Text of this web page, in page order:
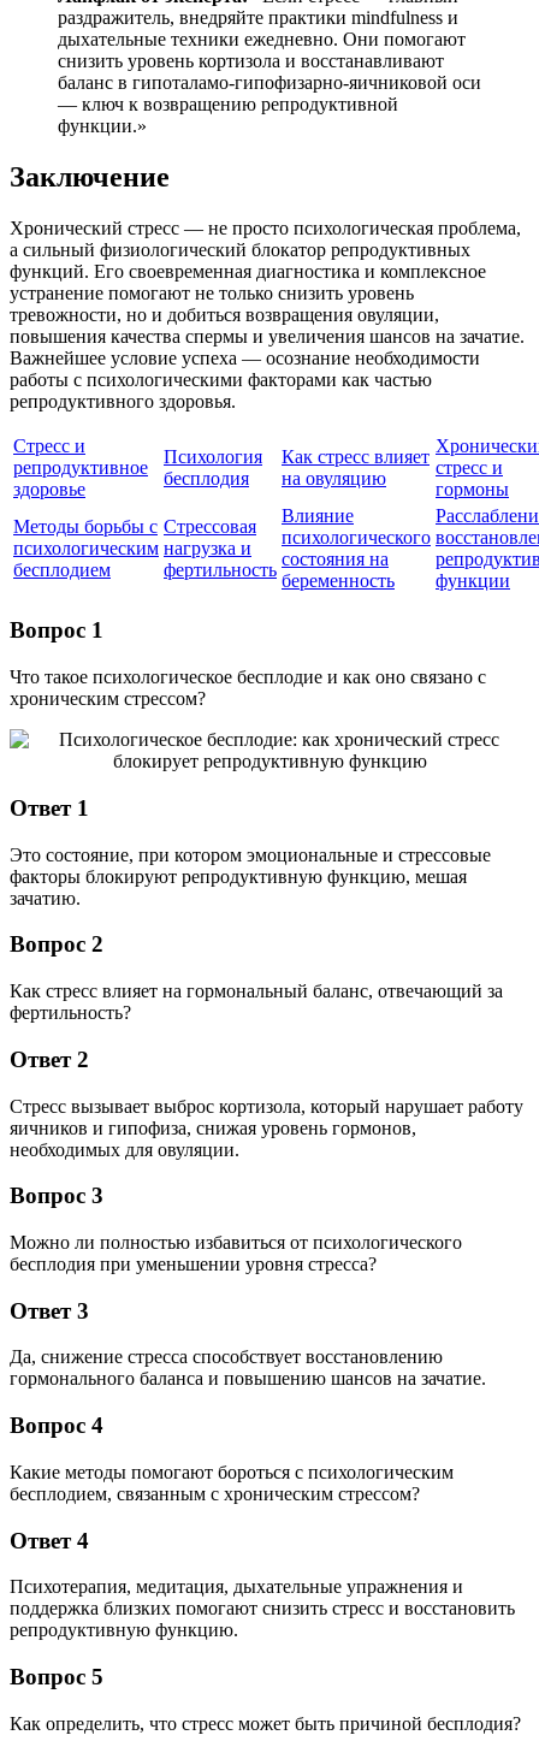
раздражитель, внедряйте практики mindfulness и
дыхательные техники ежедневно. Они помогают
снизить уровень кортизола и восстанавливают
баланс в гипоталамо-гипофизарно-яичниковой оси
— ключ к возвращению репродуктивной
функции.»
Заключение
Хронический стресс — не просто психологическая проблема,
а сильный физиологический блокатор репродуктивных
функций. Его своевременная диагностика и комплексное
устранение помогают не только снизить уровень
тревожности, но и добиться возвращения овуляции,
повышения качества спермы и увеличения шансов на зачатие.
Важнейшее условие успеха — осознание необходимости
работы с психологическими факторами как частью
репродуктивного здоровья.
Стресс и
репродуктивное
здоровье
Психология
бесплодия
Как стресс влияет
на овуляцию
стресс и
гормоны
Методы борьбы с
психологическим
бесплодием
Стрессовая
нагрузка и
фертильность
Влияние
психологического
состояния на
беременность
функции
Вопрос 1
Что такое психологическое бесплодие и как оно связано с
хроническим стрессом?
Ответ 1
Это состояние, при котором эмоциональные и стрессовые
факторы блокируют репродуктивную функцию, мешая
зачатию.
Вопрос 2
Как стресс влияет на гормональный баланс, отвечающий за
фертильность?
Ответ 2
Стресс вызывает выброс кортизола, который нарушает работу
яичников и гипофиза, снижая уровень гормонов,
необходимых для овуляции.
Вопрос 3
Можно ли полностью избавиться от психологического
бесплодия при уменьшении уровня стресса?
Ответ 3
Да, снижение стресса способствует восстановлению
гормонального баланса и повышению шансов на зачатие.
Вопрос 4
Какие методы помогают бороться с психологическим
бесплодием, связанным с хроническим стрессом?
Ответ 4
Психотерапия, медитация, дыхательные упражнения и
поддержка близких помогают снизить стресс и восстановить
репродуктивную функцию.
Вопрос 5
Как определить, что стресс может быть причиной бесплодия?